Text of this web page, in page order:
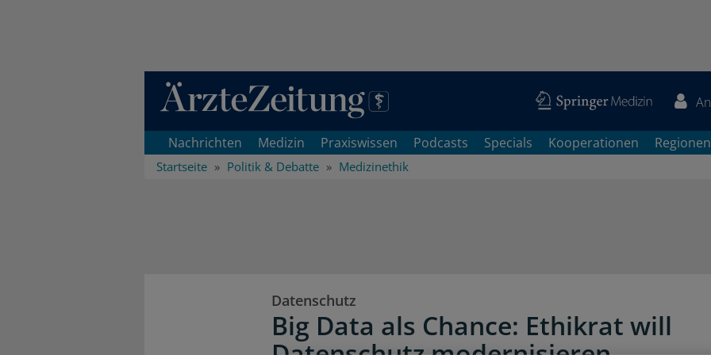
Direkt zum Inhaltsbereich
Nachrichten Medizin Praxiswissen Podcasts Specials Kooperationen Regionen
Startseite Politik & Debatte Medizinethik
Datenschutz
Big Data als Chance: Ethikrat will